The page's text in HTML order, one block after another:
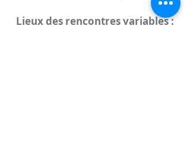
Lieux des rencontres variables :